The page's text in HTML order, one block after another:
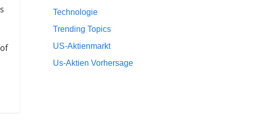
Technologie
Trending Topics
US-Aktienmarkt
Us-Aktien Vorhersage